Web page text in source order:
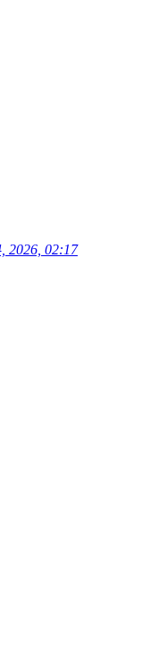
2026, 02:17